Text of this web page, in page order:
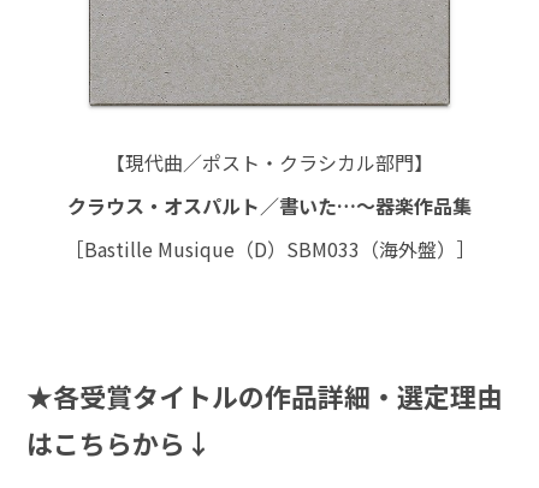
【現代曲／ポスト・クラシカル部門】
クラウス・オスパルト／書いた…～器楽作品集
［Bastille Musique（D）SBM033（海外盤）］
★各受賞タイトルの作品詳細 ・選定理由
はこちらから↓